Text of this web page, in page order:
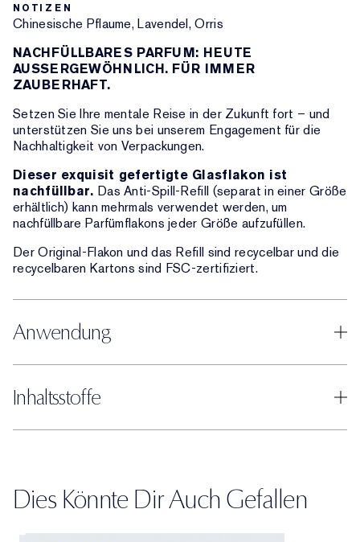
NOTIZEN
Chinesische Pflaume, Lavendel, Orris
NACHFÜLLBARES PARFUM: HEUTE
AUSSERGEWÖHNLICH. FÜR IMMER
ZAUBERHAFT.
Setzen Sie Ihre mentale Reise in der Zukunft fort – und
unterstützen Sie uns bei unserem Engagement für die
Nachhaltigkeit von Verpackungen.
Dieser exquisit gefertigte Glasflakon ist
nachfüllbar. Das Anti-Spill-Refill (separat in einer Größe
erhältlich) kann mehrmals verwendet werden, um
nachfüllbare Parfümflakons jeder Größe aufzufüllen.
Der Original-Flakon und das Refill sind recycelbar und die
recycelbaren Kartons sind FSC-zertifiziert.
Anwendung
Inhaltsstoffe
Dies Könnte Dir Auch Gefallen